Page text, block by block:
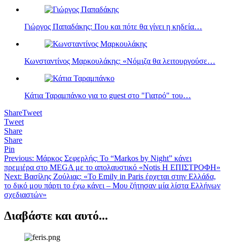
Γιώργος Παπαδάκης: Που και πότε θα γίνει η κηδεία…
Κωνσταντίνος Μαρκουλάκης: «Νόμιζα θα λειτουργούσε…
Κάτια Ταραμπάνκο για το guest στο "Γιατρό" του…
ShareTweet
Tweet
Share
Share
Pin
Πλοήγηση
άρθρων
Previous: Μάρκος Σεφερλής: Το “Markos by Night” κάνει
πρεμιέρα στο MEGA με το απολαυστικό «Notis Η ΕΠΙΣΤΡΟΦΗ»
Next: Βασίλης Ζούλιας: «Το Emily in Paris έρχεται στην Ελλάδα,
το δικό μου πάρτι το έχω κάνει – Μου ζήτησαν μία λίστα Ελλήνων
σχεδιαστών»
Διαβάστε και αυτό...